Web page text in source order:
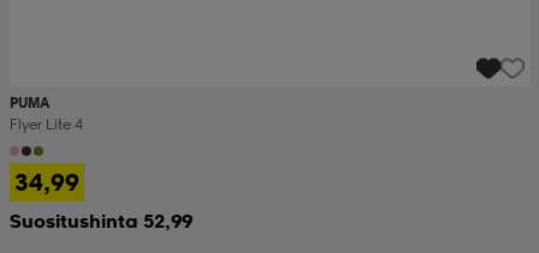
PUMA
Flyer Lite 4
34,99
Suositushinta 52,99